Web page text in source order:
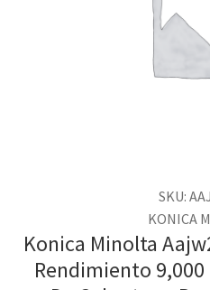
SKU:
KONICA
Konica Minolta
Rendimiento